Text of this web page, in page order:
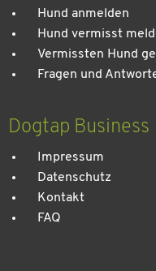
Hund anmelden
Hund vermisst
Vermissten Hund
Fragen und
Dogtap Business
Impressum
Datenschutz
Kontakt
FAQ